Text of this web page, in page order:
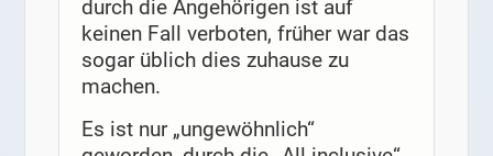
durch die Angehörigen ist auf
keinen Fall verboten, früher war das
sogar üblich dies zuhause zu
machen.
Es ist nur „ungewöhnlich“